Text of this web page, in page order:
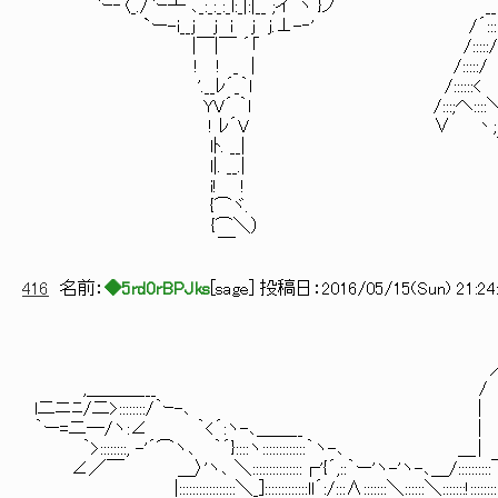
`ｰ‐〈_./`ｰ┴ ､_:_:_:_l:_|:|__ ;イ´ヽ }ノ __
`ー-i__ｊ j i j j.⊥-‐' /´::::> ,.-
|￣|￣ ´「 /:::::/ /
! ! _ | /:::::/ /::::://
'.__ﾚ´_｀l /::::::< └-'
YV´ ｀l /:::;へ::::
! ﾚ´V ∨ 丶
lﾄ. __|
i! !
{⌒ヾ.
{⌒＼）
416 名前： ◆5rd0rBPJks sage ] 投稿日： 2016/05/15(Sun)
／
,＿＿＿___ /
l二ニﾆ/二>::::::::/｀ｰ
｀ー=二―/ヽ:∠ ｀<´:ヽ-､＿＿__ |
｀>::::::::, -'´⌒ヽ､ ｀´}::::ヽ:::::::::::::｀ヽ-､ ＿ |
∠／￣ ＿〉'ヽ､ ＼:::::::::::::::┌'{´,::｀ー'ヽ-'ヽ-､＿/::::::::::￣
|:::::::::::::::::＼_]:::::::::::::ll´:/:::∧:::::::＼::::::＼